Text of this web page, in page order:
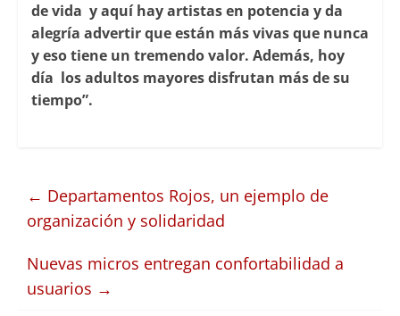
de vida y aquí hay artistas en potencia y da
alegría advertir que están más vivas que nunca
y eso tiene un tremendo valor. Además, hoy
día los adultos mayores disfrutan más de su
tiempo”.
← Departamentos Rojos, un ejemplo de
organización y solidaridad
Nuevas micros entregan confortabilidad a
usuarios →